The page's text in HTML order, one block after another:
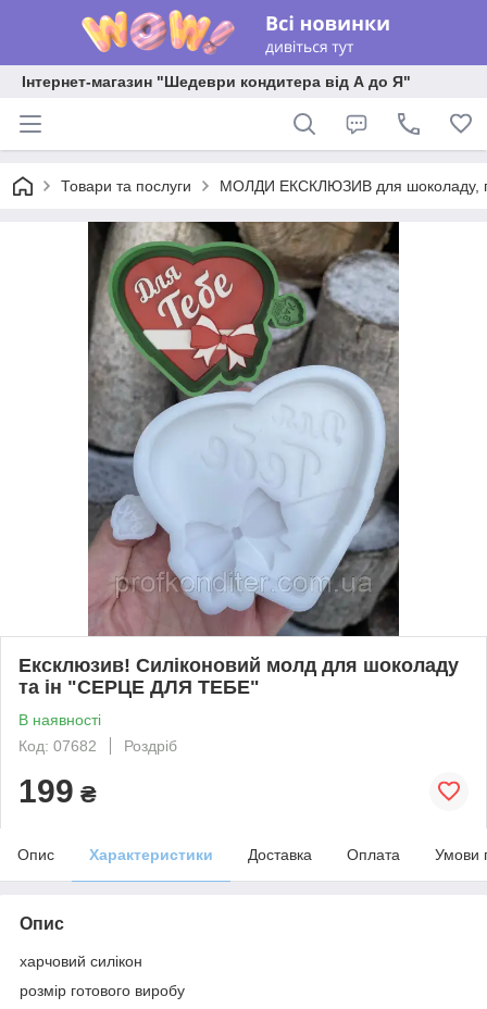
Інтернет-магазин "Шедеври кондитера від А до Я"
Товари та послуги МОЛДИ ЕКСКЛЮЗИВ для шоколаду,
Ексклюзив! Силіконовий молд для шоколаду
та ін "СЕРЦЕ ДЛЯ ТЕБЕ"
В наявності
Код: 07682
Роздріб
199 ₴
Опис Характеристики Доставка Оплата Умови
Опис
харчовий силікон
розмір готового виробу